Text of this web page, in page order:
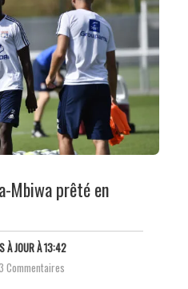
Mbiwa prêté en
À JOUR À 13:42
3 Commentaires